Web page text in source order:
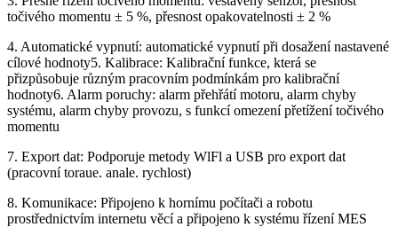
točivého momentu ± 5 %, přesnost opakovatelnosti ± 2 %
4. Automatické vypnutí: automatické vypnutí při dosažení nastavené
cílové hodnoty5. Kalibrace: Kalibrační funkce, která se
přizpůsobuje různým pracovním podmínkám pro kalibrační
hodnoty6. Alarm poruchy: alarm přehřátí motoru, alarm chyby
systému, alarm chyby provozu, s funkcí omezení přetížení točivého
momentu
7. Export dat: Podporuje metody WlFl a USB pro export dat
(pracovní toraue. anale. rychlost)
8. Komunikace: Připojeno k hornímu počítači a robotu
prostřednictvím internetu věcí a připojeno k systému řízení MES